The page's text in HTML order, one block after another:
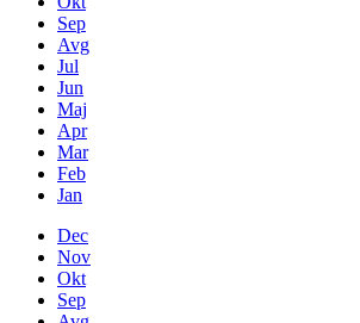
Sep
Avg
Jul
Jun
Maj
Apr
Mar
Feb
Jan
Dec
Nov
Okt
Sep